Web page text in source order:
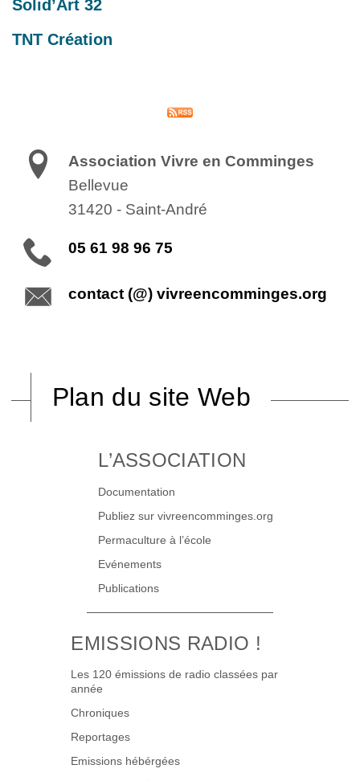
Solid’Art 32
TNT Création
Association Vivre en Comminges
Bellevue
31420 - Saint-André
05 61 98 96 75
contact (@) vivreencomminges.org
Plan du site Web
L’ASSOCIATION
Documentation
Publiez sur vivreencomminges.org
Permaculture à l’école
Evénements
Publications
EMISSIONS RADIO !
Les 120 émissions de radio classées par
année
Chroniques
Reportages
Emissions hébérgées